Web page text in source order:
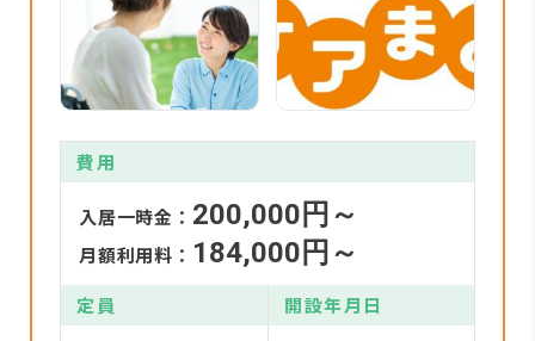
費用
入居一時金： 200,000円～
月額利用料： 184,000円～
定員 開設年月日